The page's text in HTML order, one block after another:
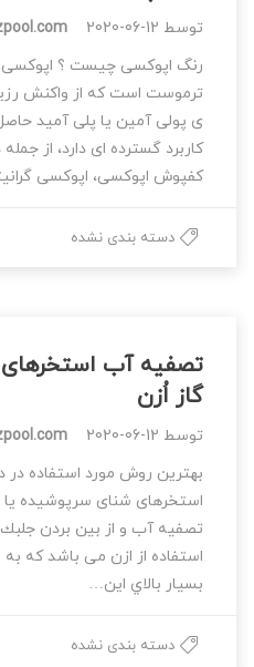
توسط 2020-06-12
رنگ اپوکسی چیست ؟ اپوکسی
ترموست است که از واکنش
ی پولی آمین یا پلی آمید
کاربرد گسترده ای دارد، از
کفپوش اپوکسی، اپوکسی
دسته بندی نشده
تصفيه آب استخرهای
گاز اُزن
توسط 2020-06-12
بهترین روش مورد استفاده
استخرهای شنای سرپوشیده
تصفيه آب و از بين بردن جلبك
استفاده از ازن می باشد که به
بسيار بالاي اين…
دسته بندی نشده